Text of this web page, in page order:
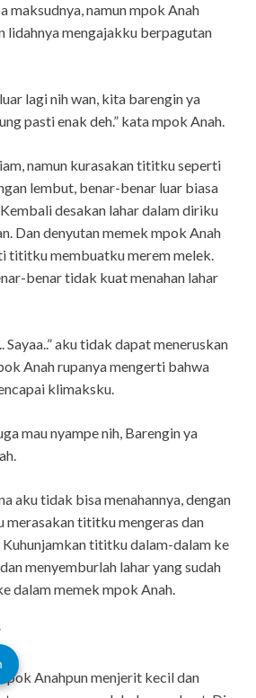
maksudnya, namun mpok Anah
lidahnya mengajakku berpagutan
lagi nih wan, kita barengin ya
pasti enak deh.” kata mpok Anah.
namun kurasakan tititku seperti
lembut, benar-benar luar biasa
desakan lahar dalam diriku
Dan denyutan memek mpok Anah
tititku membuatku merem melek.
benar tidak kuat menahan lahar
Sayaa..” aku tidak dapat meneruskan
Anah rupanya mengerti bahwa
klimaksku.
mau nyampe nih, Barengin ya
aku tidak bisa menahannya, dengan
merasakan tititku mengeras dan
tititku dalam-dalam ke
menyemburlah lahar yang sudah
dalam memek mpok Anah.
Anahpun menjerit kecil dan